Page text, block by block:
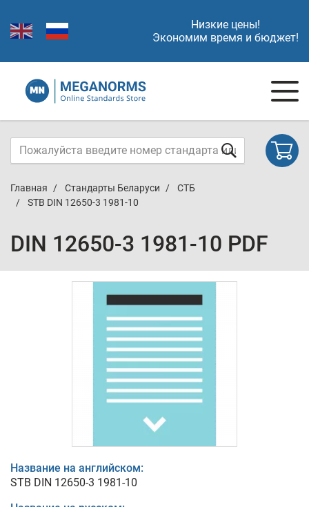
Низкие цены!
Экономим время и бюджет!
Главная Стандарты Беларуси
СТБ
STB DIN 12650-3 1981-10
DIN 12650-3 1981-10 PDF
Название на английском:
STB DIN 12650-3 1981-10